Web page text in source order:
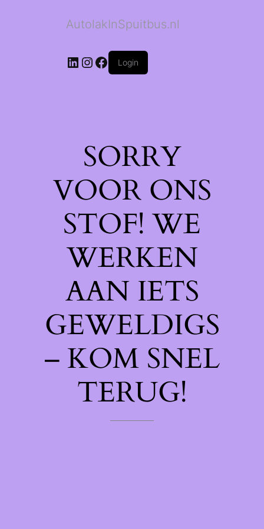
AutolakInSpuitbus.nl
LinkedIn
Instagram
Facebook
Login
SORRY
VOOR ONS
STOF! WE
WERKEN
AAN IETS
GEWELDIGS
– KOM SNEL
TERUG!